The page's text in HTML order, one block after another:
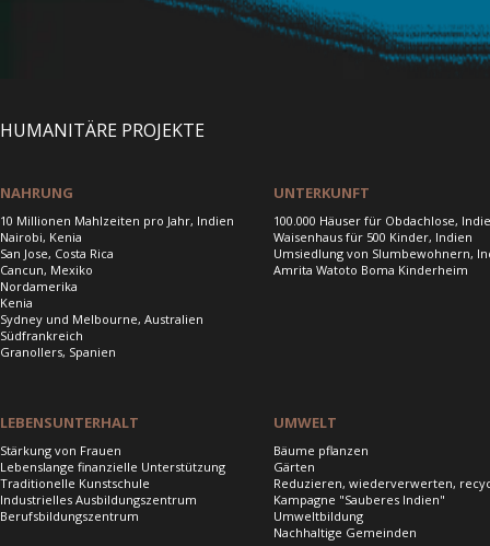
HUMANITÄRE PROJEKTE
NAHRUNG
10 Millionen Mahlzeiten pro Jahr, Indien
Nairobi, Kenia
San Jose, Costa Rica
Cancun, Mexiko
Nordamerika
Kenia
Sydney und Melbourne, Australien
Südfrankreich
Granollers, Spanien
UNTERKUNFT
100.000 Häuser für Obdachlose,
Waisenhaus für 500 Kinder, Indien
Umsiedlung von Slumbewohnern,
Amrita Watoto Boma Kinderheim
LEBENSUNTERHALT
Stärkung von Frauen
Lebenslange finanzielle Unterstützung
Traditionelle Kunstschule
Industrielles Ausbildungszentrum
Berufsbildungszentrum
UMWELT
Bäume pflanzen
Gärten
Reduzieren, wiederverwerten,
Kampagne "Sauberes Indien"
Umweltbildung
Nachhaltige Gemeinden